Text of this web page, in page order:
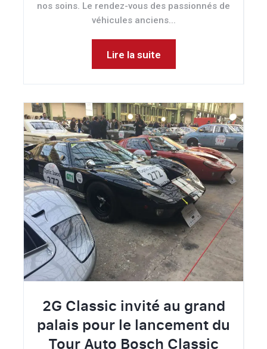
nos soins. Le rendez-vous des passionnés de
véhicules anciens...
Lire la suite
2G Classic invité au grand
palais pour le lancement du
Tour Auto Bosch Classic